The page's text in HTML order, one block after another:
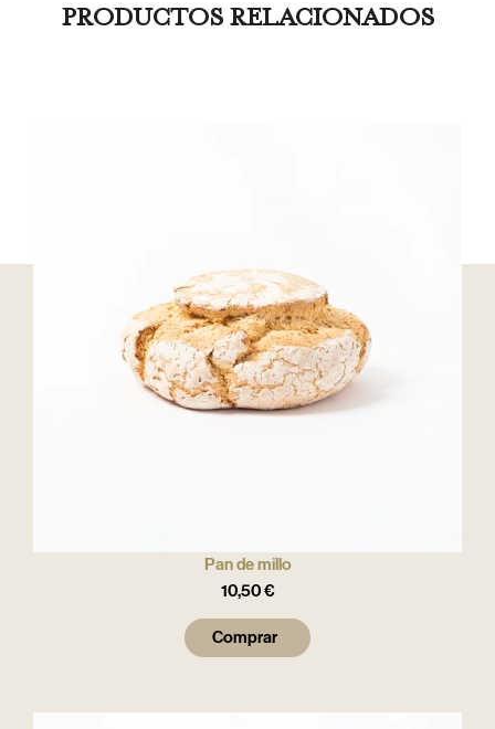
PRODUCTOS RELACIONADOS
Pan de millo
10,50€
Comprar